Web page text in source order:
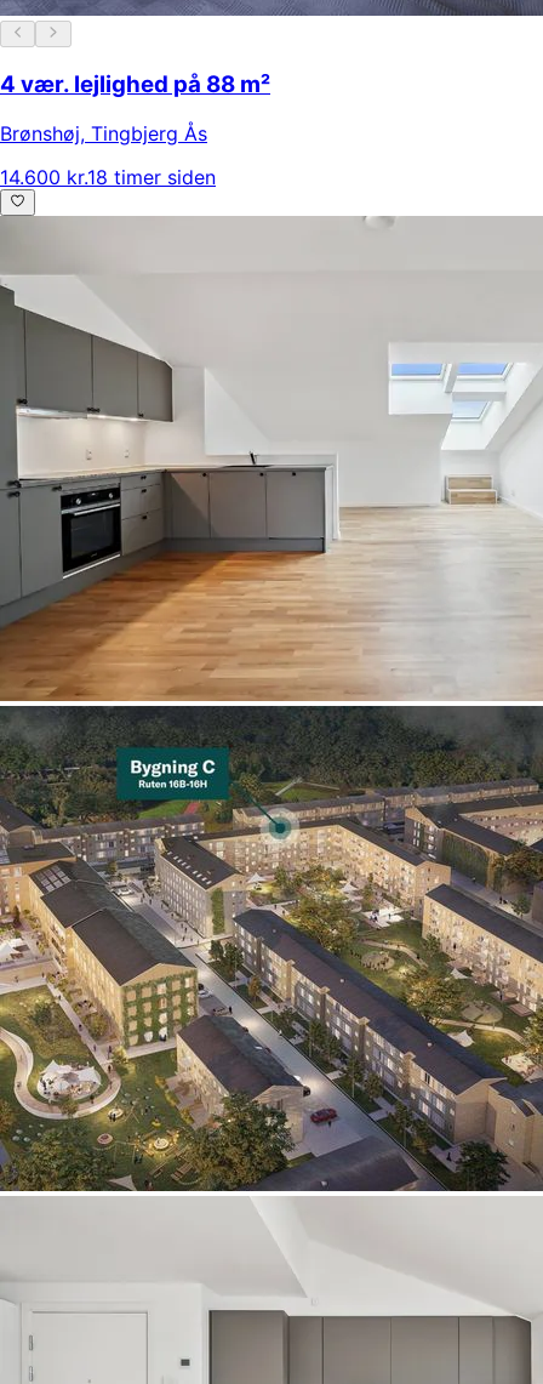
4 vær. lejlighed på 88 m²
Brønshøj, Tingbjerg Ås
14.600 kr.18 timer siden